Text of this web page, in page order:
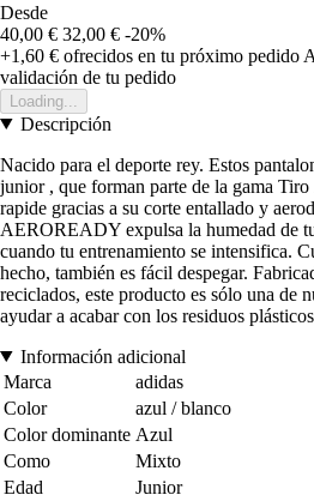
Desde
40,00 € 32,00 € -20%
+1,60 € ofrecidos en tu próximo pedido
validación de tu pedido
Loading...
Descripción
Nacido para el deporte rey. Estos
junior , que forman parte de la gama
rapide gracias a su corte entallado y
AEROREADY expulsa la humedad de
cuando tu entrenamiento se intensifica.
hecho, también es fácil despegar.
reciclados, este producto es sólo una de
ayudar a acabar con los residuos
Información adicional
Marca
adidas
Color
azul / blanco
Color dominante Azul
Como
Mixto
Edad
Junior